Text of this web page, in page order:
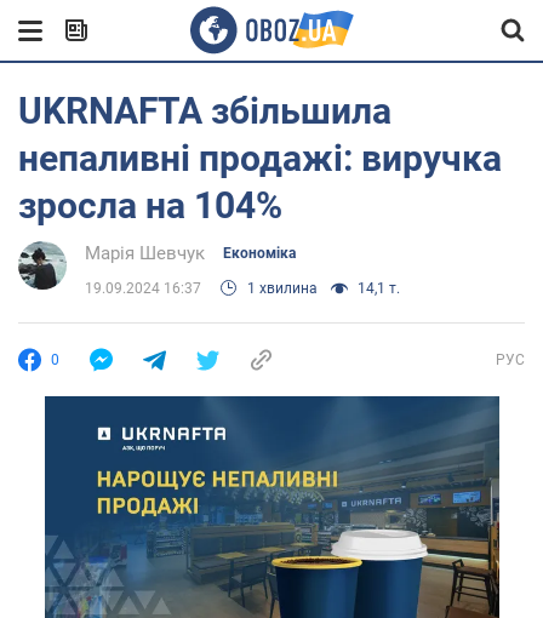
UKRNAFTA збільшила
непаливні продажі: виручка
зросла на 104%
Марія Шевчук Економіка
19.09.2024 16:37 1 хвилина 14,1 т.
0 РУС